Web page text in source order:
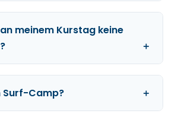
meinem Kurstag keine
Surf-Camp?